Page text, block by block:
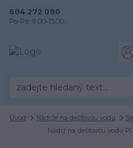
604 272 090
Po-Pá: 9.00-15.00
Úvod Nádrže na dešťovou vodu
Nádrž na dešťovou vodu